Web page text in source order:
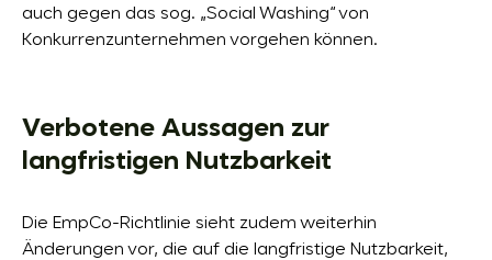
auch gegen das sog. „Social Washing“ von
Konkurrenzunternehmen vorgehen können.
Verbotene Aussagen zur
langfristigen Nutzbarkeit
Die EmpCo-Richtlinie sieht zudem weiterhin
Änderungen vor, die auf die langfristige Nutzbarkeit,